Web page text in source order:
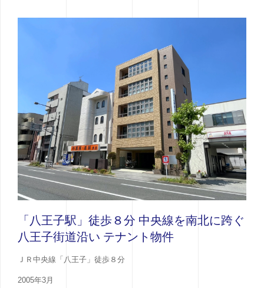
「八王子駅」徒歩８分 中央線を南北に跨ぐ
八王子街道沿い テナント物件
ＪＲ中央線「八王子」徒歩８分
2005年3月